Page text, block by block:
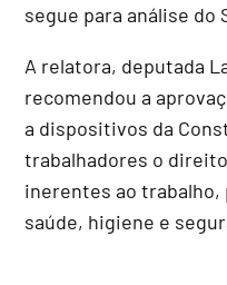
segue para análise do
A relatora, deputada
recomendou a
a dispositivos da
trabalhadores o
inerentes ao trabalho,
saúde, higiene e